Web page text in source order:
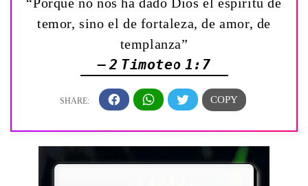
temor, sino el de fortaleza, de amor, de
templanza”
— 2 Timoteo 1:7